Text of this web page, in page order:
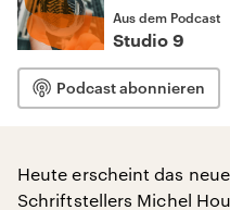
Aus dem Podcast
Studio 9
Podcast abonnieren
Heute erscheint das
Schriftstellers Michel